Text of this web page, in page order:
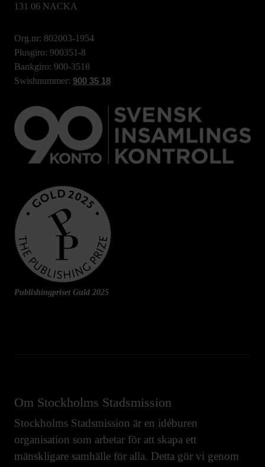
131 06 NACKA
Org.nr: 802003-1954
Plusgiro: 900351-8
Bankgiro: 900-3518
Swishnummer: 900 35 18
Publishingpriset Guld 2025
Om Stockholms Stadsmission
Stockholms Stadsmission är en idéburen
organisation som arbetar för att skapa ett
mänskligare samhälle för alla. Detta gör vi genom